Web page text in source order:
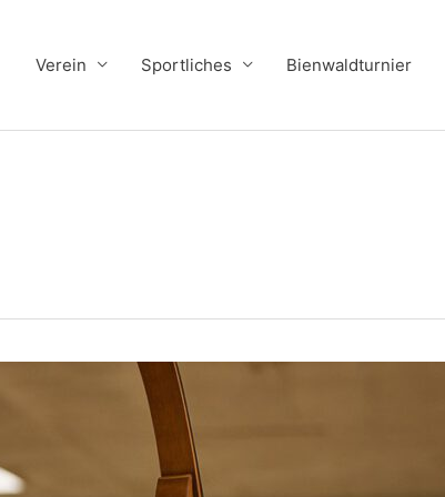
Verein Sportliches Bienwaldturnier